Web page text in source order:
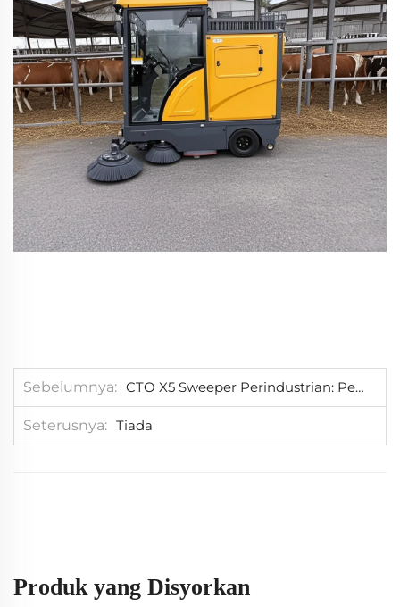
Sebelumnya CTO X5 Sweeper Perindustrian: Pengetua dalam Revolusi Pembersihan di Tapak Pembinaan
Seterusnya Tiada
Produk yang Disyorkan